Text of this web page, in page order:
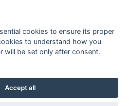
cookies to ensure its proper
to understand how you
will be set only after consent.
Accept all